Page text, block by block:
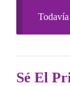
Sé El